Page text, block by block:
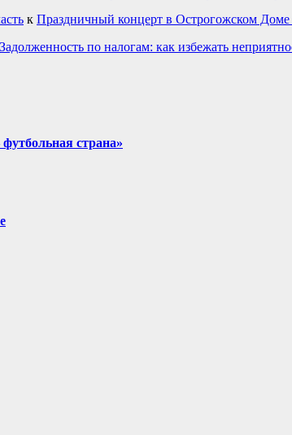
к Праздничный концерт в Острогожском Доме
Задолженность по налогам: как избежать
страна»